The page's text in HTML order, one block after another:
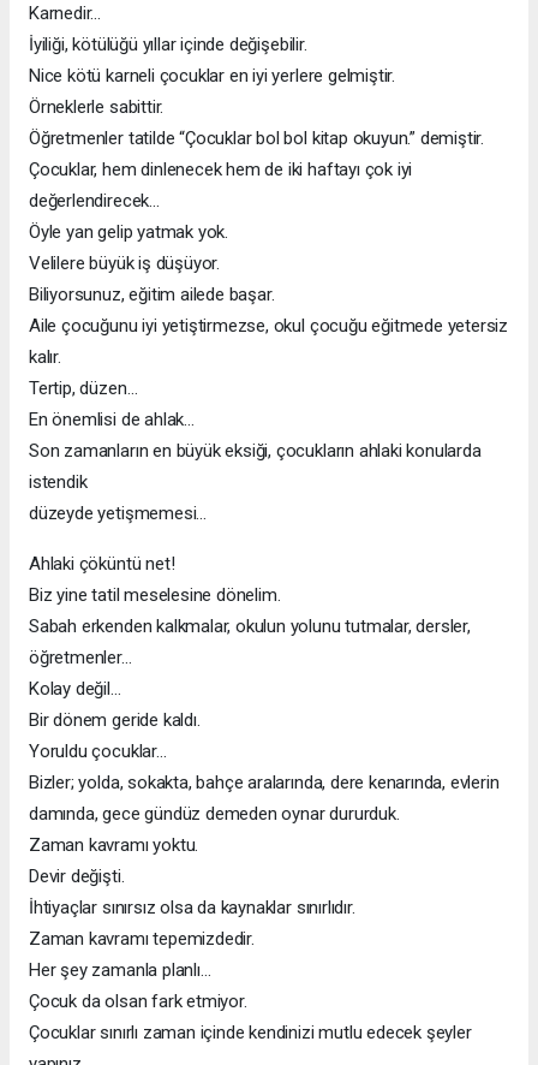
Karnedir...
İyiliği, kötülüğü yıllar içinde değişebilir.
Nice kötü karneli çocuklar en iyi yerlere gelmiştir.
Örneklerle sabittir.
Öğretmenler tatilde “Çocuklar bol bol kitap okuyun.” demiştir.
Çocuklar, hem dinlenecek hem de iki haftayı çok iyi
değerlendirecek...
Öyle yan gelip yatmak yok.
Velilere büyük iş düşüyor.
Biliyorsunuz, eğitim ailede başar.
Aile çocuğunu iyi yetiştirmezse, okul çocuğu eğitmede yetersiz
kalır.
Tertip, düzen…
En önemlisi de ahlak…
Son zamanların en büyük eksiği, çocukların ahlaki konularda
istendik
düzeyde yetişmemesi…
Ahlaki çöküntü net!
Biz yine tatil meselesine dönelim.
Sabah erkenden kalkmalar, okulun yolunu tutmalar, dersler,
öğretmenler…
Kolay değil…
Bir dönem geride kaldı.
Yoruldu çocuklar…
Bizler; yolda, sokakta, bahçe aralarında, dere kenarında, evlerin
damında, gece gündüz demeden oynar dururduk.
Zaman kavramı yoktu.
Devir değişti.
İhtiyaçlar sınırsız olsa da kaynaklar sınırlıdır.
Zaman kavramı tepemizdedir.
Her şey zamanla planlı…
Çocuk da olsan fark etmiyor.
Çocuklar sınırlı zaman içinde kendinizi mutlu edecek şeyler